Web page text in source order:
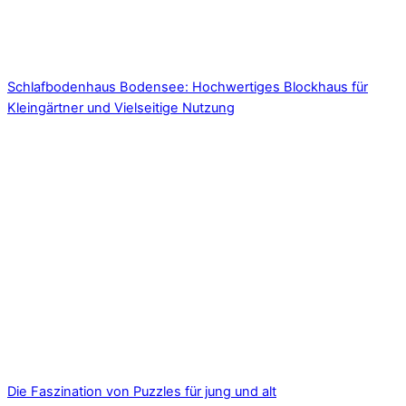
Schlafbodenhaus Bodensee: Hochwertiges Blockhaus für
Kleingärtner und Vielseitige Nutzung
Die Faszination von Puzzles für jung und alt